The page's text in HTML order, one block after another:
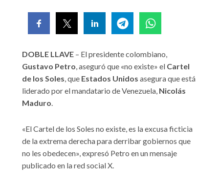
DOBLE LLAVE – El presidente colombiano,
Gustavo Petro, aseguró que «no existe» el Cartel
de los Soles, que Estados Unidos asegura que está
liderado por el mandatario de Venezuela, Nicolás
Maduro.
«El Cartel de los Soles no existe, es la excusa ficticia
de la extrema derecha para derribar gobiernos que
no les obedecen», expresó Petro en un mensaje
publicado en la red social X.